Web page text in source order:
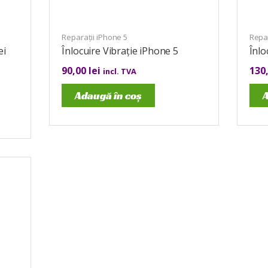
Reparații iPhone 5
Înlocuire Vibrație iPhone 5
90,00 lei incl. TVA
Adaugă în coș